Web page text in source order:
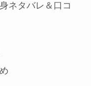
ネタバレ＆口コ